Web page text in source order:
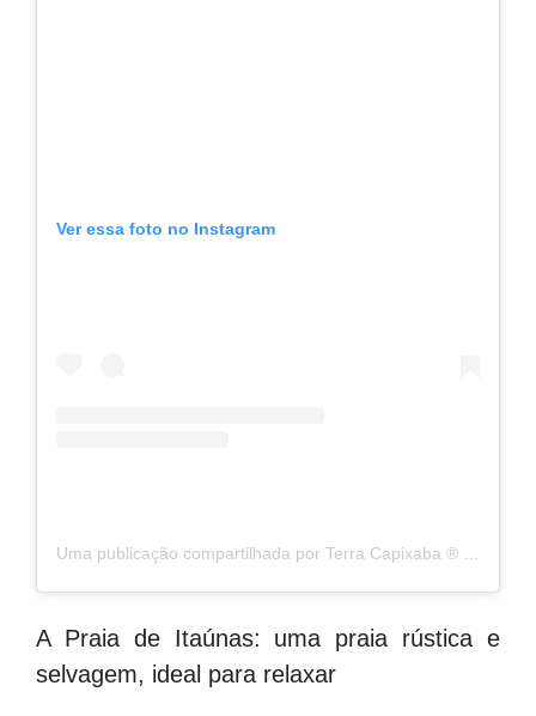
Ver essa foto no Instagram
A Praia de Itaúnas: uma praia rústica e
selvagem, ideal para relaxar